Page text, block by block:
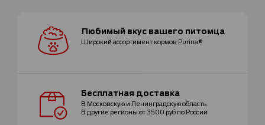
Любимый вкусвашего питомца
Широкий ассортимент кормов Purina®
Бесплатная доставка
В Московскую и Ленинградскую область
В другие регионы от 3500 руб по России